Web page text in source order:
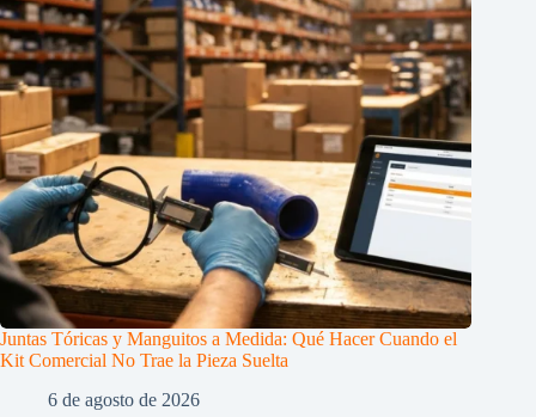
Juntas Tóricas y Manguitos a Medida: Qué Hacer Cuando el
Kit Comercial No Trae la Pieza Suelta
6 de agosto de 2026